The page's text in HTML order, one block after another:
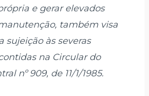
e gerar elevados
também visa
sujeição às severas
na Circular do
nº 909, de 11/1/1985.